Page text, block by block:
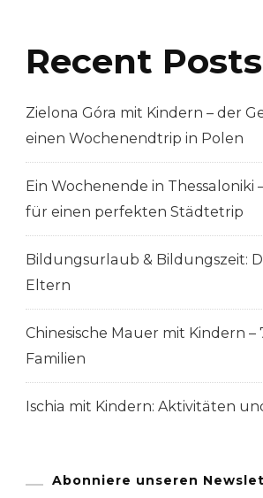
Recent Posts
Zielona Góra mit Kindern – der
einen Wochenendtrip in Polen
Ein Wochenende in Thessaloniki
für einen perfekten Städtetrip
Bildungsurlaub & Bildungszeit:
Eltern
Chinesische Mauer mit Kindern –
Familien
Ischia mit Kindern: Aktivitäten
Abonniere unseren